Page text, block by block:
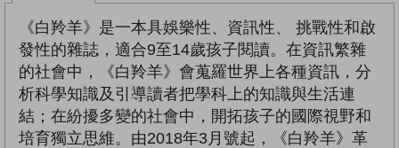
《白羚羊》是一本具娛樂性、資訊性、 挑戰性和啟
發性的雜誌，適合9至14歲孩子閱讀。在資訊繁雜
的社會中，《白羚羊》會蒐羅世界上各種資訊，分
析科學知識及引導讀者把學科上的知識與生活連
結；在紛擾多變的社會中，開拓孩子的國際視野和
培育獨立思維。由2018年3月號起，《白羚羊》革